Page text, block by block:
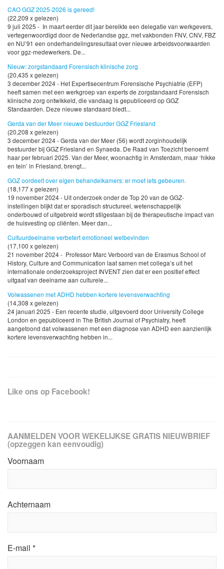
CAO GGZ 2025-2026 is gereed!
(22,209 x gelezen)
9 juli 2025 - In maart eerder dit jaar bereikte een delegatie van werkgevers,
vertegenwoordigd door de Nederlandse ggz, met vakbonden FNV, CNV, FBZ
en NU’91 een onderhandelingsresultaat over nieuwe arbeidsvoorwaarden
voor ggz-medewerkers. De...
Nieuw: zorgstandaard Forensisch klinische zorg
(20,435 x gelezen)
3 december 2024 - Het Expertisecentrum Forensische Psychiatrie (EFP)
heeft samen met een werkgroep van experts de zorgstandaard Forensisch
klinische zorg ontwikkeld, die vandaag is gepubliceerd op GGZ
Standaarden. Deze nieuwe standaard biedt...
Gerda van der Meer nieuwe bestuurder GGZ Friesland
(20,208 x gelezen)
3 december 2024 - Gerda van der Meer (56) wordt zorginhoudelijk
bestuurder bij GGZ Friesland en Synaeda. De Raad van Toezicht benoemt
haar per februari 2025. Van der Meer, woonachtig in Amsterdam, maar ‘hikke
en tein’ in Friesland, brengt...
GGZ oordeelt over eigen behandelkamers: er moet iets gebeuren.
(18,177 x gelezen)
19 november 2024 - Uit onderzoek onder de Top 20 van de GGZ-
instellingen blijkt dat er sporadisch structureel, wetenschappelijk
onderbouwd of uitgebreid wordt stilgestaan bij de therapeutische impact van
de huisvesting op cliënten. Meer dan...
Cultuurdeelname verbetert emotioneel welbevinden
(17,100 x gelezen)
21 november 2024 - Professor Marc Verboord van de Erasmus School of
History, Culture and Communication laat samen met collega’s uit het
internationale onderzoeksproject INVENT zien dat er een positief effect
uitgaat van deelname aan culturele...
Volwassenen met ADHD hebben kortere levensverwachting
(14,308 x gelezen)
24 januari 2025 - Een recente studie, uitgevoerd door University College
London en gepubliceerd in The British Journal of Psychiatry, heeft
aangetoond dat volwassenen met een diagnose van ADHD een aanzienlijk
kortere levensverwachting hebben in...
Like ons op Facebook!
AANMELDEN VOOR WEKELIJKSE GRATIS NIEUWBRIEF
(opzeggen kan eenvoudig)
Voornaam
Achternaam
E-mail *